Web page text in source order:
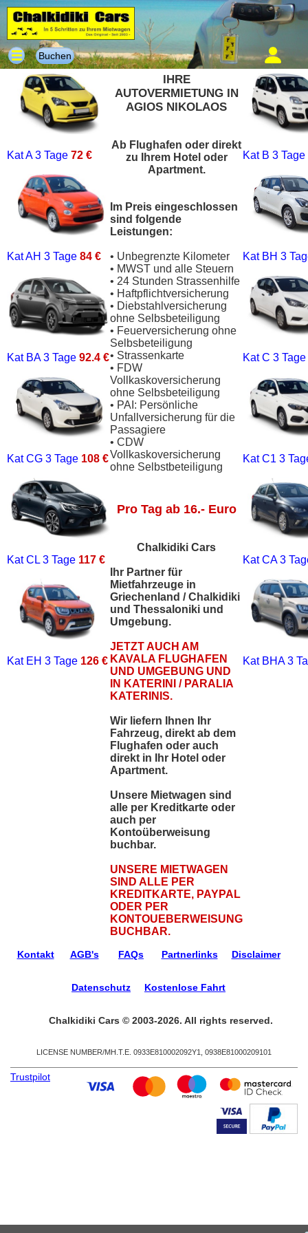
Buchen
Kat A3 Tage 72 €
Kat AH 3 Tage 84 €
Kat BA3 Tage 92.4 €
Kat CG 3 Tage 108 €
Kat CL 3 Tage 117 €
Kat EH 3 Tage 126 €
IHRE
AUTOVERMIETUNG IN
AGIOS NIKOLAOS
Ab Flughafen oder direkt
zu Ihrem Hotel oder
Apartment.
Im Preis eingeschlossen
sind folgende
Leistungen:
• Unbegrenzte Kilometer
• MWST und alle Steuern
• 24 Stunden Strassenhilfe
• Haftpflichtversicherung
• Diebstahlversicherung
ohne Selbsbeteiligung
• Feuerversicherung ohne
Selbsbeteiligung
• Strassenkarte
• FDW
Vollkaskoversicherung
ohne Selbsbeteiligung
• PAI: Persönliche
Unfallversicherung für die
Passagiere
• CDW
Vollkaskoversicherung
ohne Selbstbeteiligung
Pro Tag ab 16.- Euro
Chalkidiki Cars
Ihr Partner für
Mietfahrzeuge in
Griechenland / Chalkidiki
und Thessaloniki und
Umgebung.
JETZT AUCH AM
KAVALA FLUGHAFEN
UND UMGEBUNG UND
IN KATERINI / PARALIA
KATERINIS.
Wir liefern Ihnen Ihr
Fahrzeug, direkt ab dem
Flughafen oder auch
direkt in Ihr Hotel oder
Apartment.
Unsere Mietwagen sind
alle per Kreditkarte oder
auch per
Kontoüberweisung
buchbar.
UNSERE MIETWAGEN
SIND ALLE PER
KREDITKARTE, PAYPAL
ODER PER
KONTOUEBERWEISUNG
BUCHBAR.
Kat B 3 Tage
Kat BH 3
Kat C 3 Tage
Kat C1 3
Kat CA3
Kat BHA3
Kontakt AGB's FAQs Partnerlinks Disclaimer
Datenschutz Kostenlose Fahrt
Chalkidiki Cars © 2003-2026. All rights reserved.
LICENSE NUMBER/ΜΗ.Τ.Ε. 0933Ε810002092Υ1, 0938Ε81000209101
Trustpilot